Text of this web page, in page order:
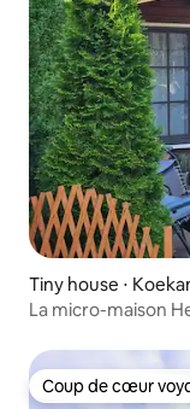
Tiny house ⋅
La micro-maison
Coup de cœur
Coup de cœur